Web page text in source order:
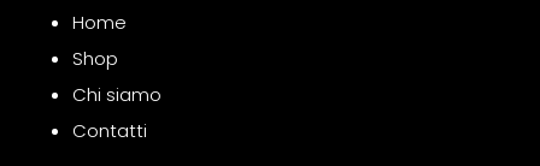
Home
Shop
Chi siamo
Contatti